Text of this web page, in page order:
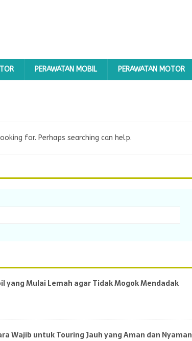
PERAWATAN MOBIL PERAWATAN MOTOR
for. Perhaps searching can help.
yang Mulai Lemah agar Tidak Mogok Mendadak
Wajib untuk Touring Jauh yang Aman dan Nyaman